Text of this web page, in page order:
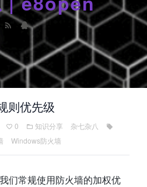
则优先级
0 知识分享
杂七杂八
Windows防火墙
们常规使用防火墙的加权优